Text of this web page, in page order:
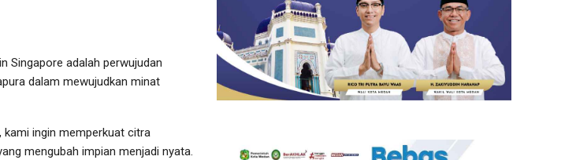
Singapore adalah perwujudan
dalam mewujudkan minat
kami ingin memperkuat citra
mengubah impian menjadi nyata.